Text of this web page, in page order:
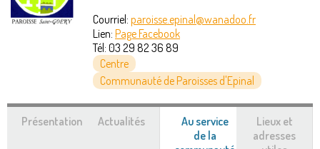
êtes
Courriel: paroisse.epinal@wanadoo.fr
Lien: Page Facebook
Tél: 03 29 82 36 89
Centre
Communauté de Paroisses d'Epinal
Présentation Actualités
Au service
de la
Lieux et
adresses